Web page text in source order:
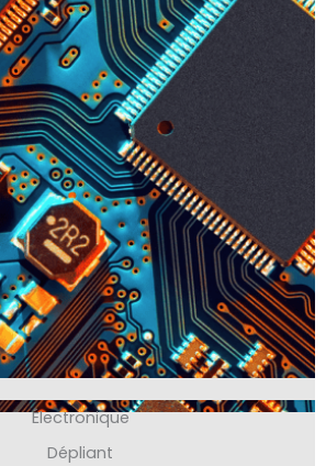
Électronique
Dépliant